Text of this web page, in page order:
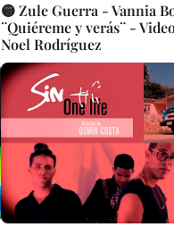
🟡 Zule Guerra - Vannia
¨Quiéreme y verás¨ -
Noel Rodríguez